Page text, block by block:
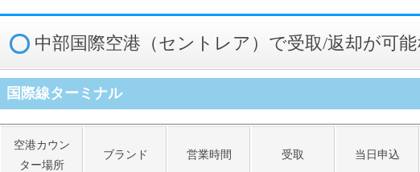
中部国際空港（セントレア）で受取/返却が可
国際線ターミナル
空港カウン
ター場所
ブランド 営業時間 受取 当日申込